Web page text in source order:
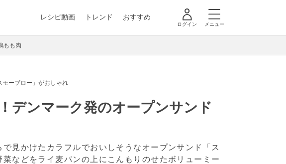
レシピ動画 トレンド おすすめ
ログイン メニュー
もも肉
ーブロー」がおしゃれ
デンマーク発のオープンサンド
見かけたカラフルでおいしそうなオープンサンド「ス
などをライ麦パンの上にこんもりのせたボリューミー